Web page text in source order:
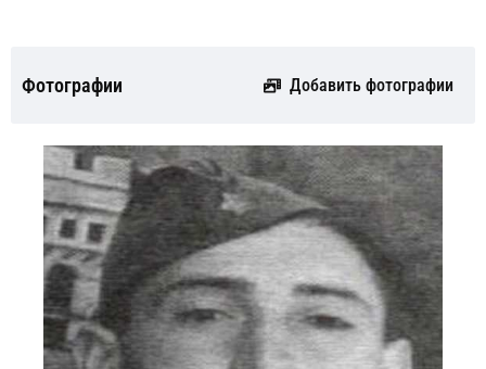
Фотографии Добавить фотографии